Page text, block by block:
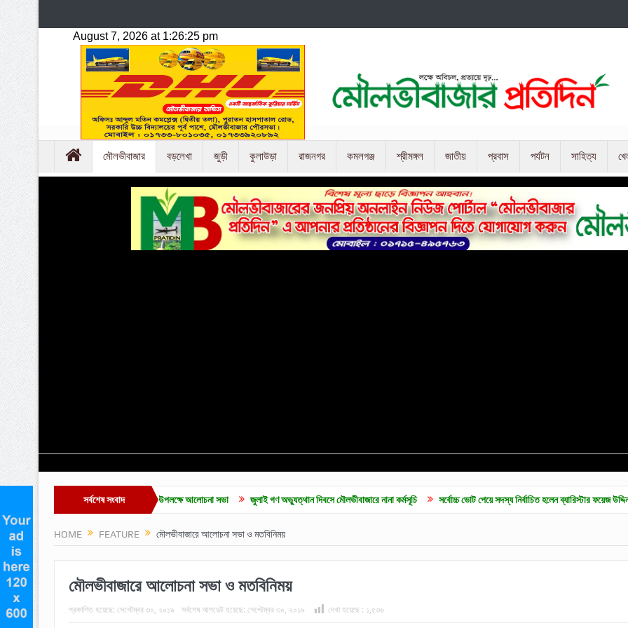
মৌলভীবাজার বড়লেখা জুড়ী কুলাউড়া রাজনগর কমলগঞ্জ শ্রীমঙ্গল জাতীয় প্রবাস পর্যটন সাহিত্য
সর্বশেষ সংবাদ
কুলাউড়ায় জুলাই গনঅভূথান দিবস উপলক্ষে আলোচনা সভা জুলাই গণ অভ্যুত্থান দিবসে মৌলভীবাজারে নানা কর্মসূচি সর্বোচ্চ ভোট পেয়ে সদস্য নির্বাচিত হলেন ব্যারিস্টার ফয়েজ উদ্দিন আহমদ
HOME FEATURE মৌলভীবাজারে আলোচনা সভা ও মতবিনিময়
মৌলভীবাজারে আলোচনা সভা ও মতবিনিময়
প্রকাশিত হয়েছে: সেপ্টেম্বর ৩০, ২০১৯ সর্বশেষ আপডেট হয়েছে: সেপ্টেম্বর ৩০, ২০১৯ দেখা হয়েছে : ১,৫৩৬